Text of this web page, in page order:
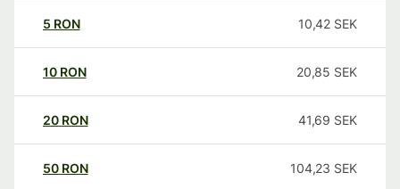
5 RON 10,42 SEK
10 RON 20,85 SEK
20 RON 41,69 SEK
50 RON 104,23 SEK